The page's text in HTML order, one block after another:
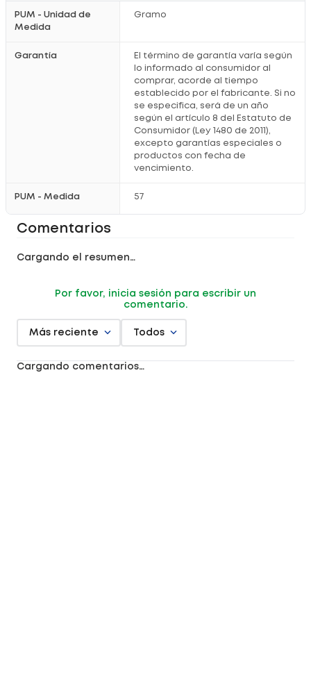
PUM - Unidad de
Medida
Gramo
Garantía
El término de garantía varía según
lo informado al consumidor al
comprar, acorde al tiempo
establecido por el fabricante. Si no
se especifica, será de un año
según el artículo 8 del Estatuto de
Consumidor (Ley 1480 de 2011),
excepto garantías especiales o
productos con fecha de
vencimiento.
PUM - Medida 57
Comentarios
Cargando el resumen…
Por favor, inicia sesión para escribir un
comentario.
Más reciente Todos
Cargando comentarios…